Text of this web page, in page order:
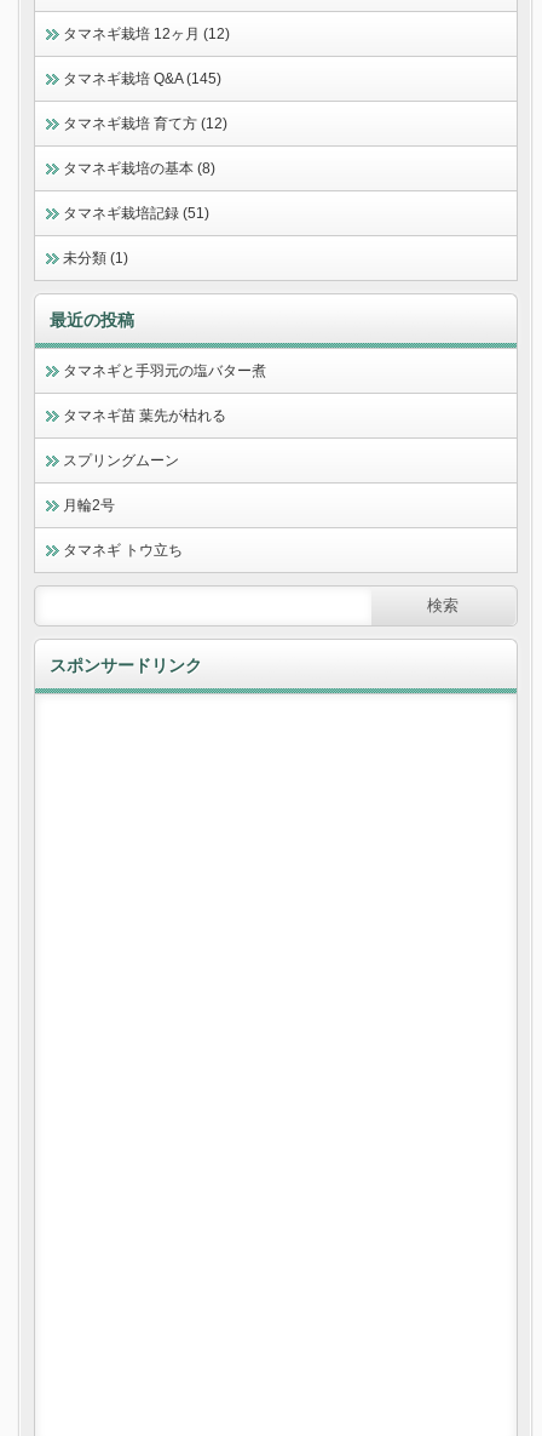
タマネギ栽培 12ヶ月 (12)
タマネギ栽培 Q&A (145)
タマネギ栽培 育て方 (12)
タマネギ栽培の基本 (8)
タマネギ栽培記録 (51)
未分類 (1)
最近の投稿
タマネギと手羽元の塩バター煮
タマネギ苗 葉先が枯れる
スプリングムーン
月輪2号
タマネギ トウ立ち
スポンサードリンク